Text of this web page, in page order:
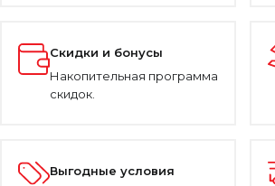
Скидки и бонусы
Накопительная программа
скидок.
Выгодные условия